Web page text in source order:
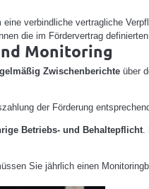
verbindliche vertragliche
die im Fördervertrag
Monitoring
Zwischenberichte über
der Förderung
Betriebs- und Behaltepflicht.
Sie jährlich einen